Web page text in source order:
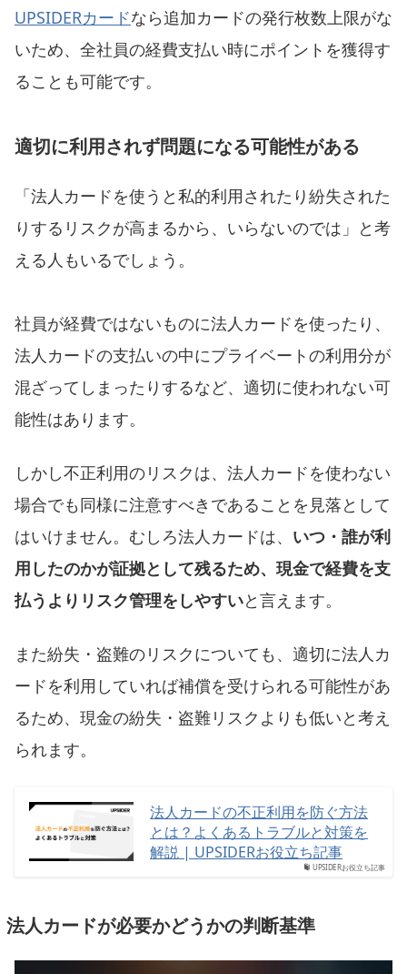
UPSIDERカードなら追加カードの発行枚数上限がな
いため、全社員の経費支払い時にポイントを獲得す
ることも可能です。
適切に利用されず問題になる可能性がある
「法人カードを使うと私的利用されたり紛失された
りするリスクが高まるから、いらないのでは」と考
える人もいるでしょう。
社員が経費ではないものに法人カードを使ったり、
法人カードの支払いの中にプライベートの利用分が
混ざってしまったりするなど、適切に使われない可
能性はあります。
しかし不正利用のリスクは、法人カードを使わない
場合でも同様に注意すべきであることを見落として
はいけません。むしろ法人カードは、 いつ・誰が利
用したのかが証拠として残るため、現金で経費を支
払うよりリスク管理をしやすいと言えます。
また紛失・盗難のリスクについても、適切に法人カ
ードを利用していれば補償を受けられる可能性があ
るため、現金の紛失・盗難リスクよりも低いと考え
られます。
UPSIDERお役立ち記事
法人カードの不正利用を防ぐ方法
とは？よくあるトラブルと対策を
解説 | UPSIDERお役立ち記事
法人カードが必要かどうかの判断基準